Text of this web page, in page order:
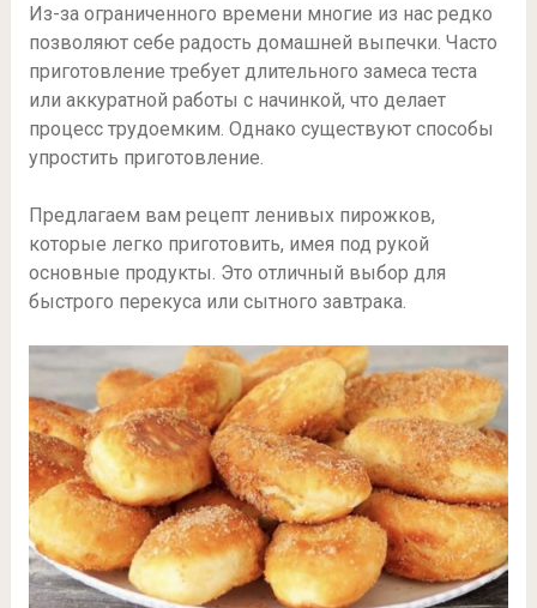
Из-за ограниченного времени многие из нас редко
позволяют себе радость домашней выпечки. Часто
приготовление требует длительного замеса теста
или аккуратной работы с начинкой, что делает
процесс трудоемким. Однако существуют способы
упростить приготовление.
Предлагаем вам рецепт ленивых пирожков,
которые легко приготовить, имея под рукой
основные продукты. Это отличный выбор для
быстрого перекуса или сытного завтрака.